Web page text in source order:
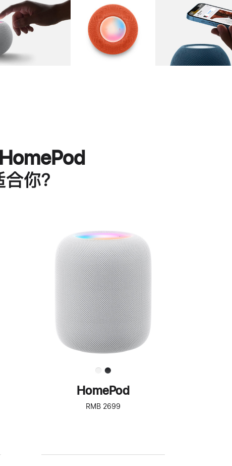
图库 图像 图库 图像 图库
你？
进
一
步
了
解
HomePod<
HomePod
RMB 2699